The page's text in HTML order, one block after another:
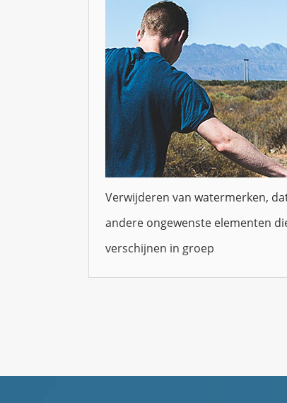
Verwijderen van watermerken,
andere ongewenste elementen
verschijnen in groep